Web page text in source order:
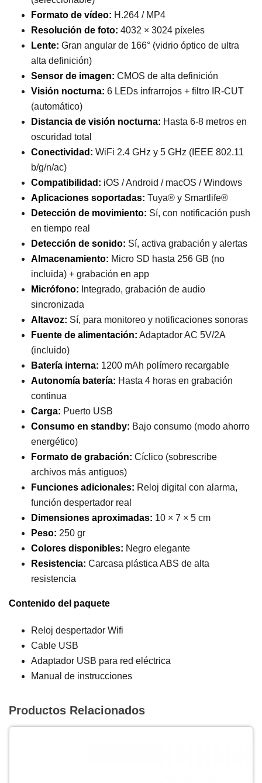
Formato de vídeo: H.264 / MP4
Resolución de foto: 4032 × 3024 píxeles
Lente: Gran angular de 166° (vidrio óptico de ultra
alta definición)
Sensor de imagen: CMOS de alta definición
Visión nocturna: 6 LEDs infrarrojos + filtro IR-CUT
(automático)
Distancia de visión nocturna: Hasta 6-8 metros en
oscuridad total
Conectividad: WiFi 2.4 GHz y 5 GHz (IEEE 802.11
b/g/n/ac)
Compatibilidad: iOS / Android / macOS / Windows
Aplicaciones soportadas: Tuya® y Smartlife®
Detección de movimiento: Sí, con notificación push
en tiempo real
Detección de sonido: Sí, activa grabación y alertas
Almacenamiento: Micro SD hasta 256 GB (no
incluida) + grabación en app
Micrófono: Integrado, grabación de audio
sincronizada
Altavoz: Sí, para monitoreo y notificaciones sonoras
Fuente de alimentación: Adaptador AC 5V/2A
(incluido)
Batería interna: 1200 mAh polímero recargable
Autonomía batería: Hasta 4 horas en grabación
continua
Carga: Puerto USB
Consumo en standby: Bajo consumo (modo ahorro
energético)
Formato de grabación: Cíclico (sobrescribe
archivos más antiguos)
Funciones adicionales: Reloj digital con alarma,
función despertador real
Dimensiones aproximadas: 10 × 7 × 5 cm
Peso: 250 gr
Colores disponibles: Negro elegante
Resistencia: Carcasa plástica ABS de alta
resistencia
Contenido del paquete
Reloj despertador Wifi
Cable USB
Adaptador USB para red eléctrica
Manual de instrucciones
Productos Relacionados